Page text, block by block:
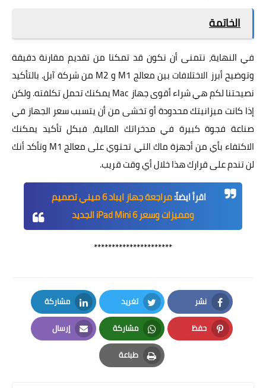
الخاتمة
في النهاية، نتمنى أن نكون قد تمكنا من تقديم مقارنة دقيقة
وتوضيح أبرز الاختلافات بين معالج M1 و M2 من شركة آبل. بالتأكيد
نصيحتنا لكم هي شراء أقوى جهاز Mac يمكنك تحمل تكلفته. ولكن
إذا كانت ميزانيتك محدودة أو تخشى من أن يتسبب سعر الجهاز في
صناعة فجوة كبيرة في مدخراتك المالية، فبكل تأكيد يمكنك
الاكتفاء بأي من أجهزة ماك التي تحتوي على معالج M1 وتأكد أنك
لن تندم على قرارك هذا خلال أي وقت قريب.
اقرأ ايضاً:
مراجعة جهاز ايباد 6 ميني تصميم
ومميزات وسعر iPad Mini 6 الجديد
**********************
نشر
Facebook
تغريد
Twitter
مشاركة
LinkedIn
حفظ
Pinterest
مشاركة
Whatsapp
إرسال
Email
طباعة
Print